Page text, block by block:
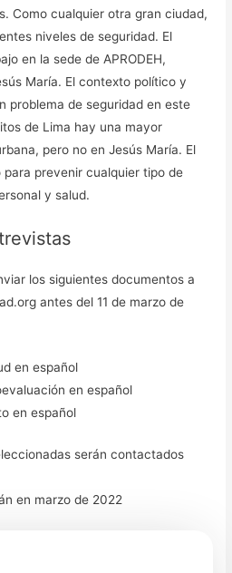
Como cualquier otra gran ciudad,
niveles de seguridad. El
en la sede de APRODEH,
María. El contexto político y
problema de seguridad en este
de Lima hay una mayor
pero no en Jesús María. El
prevenir cualquier tipo de
y salud.
los siguientes documentos a
antes del 11 de marzo de
en español
en español
en español
serán contactados
en marzo de 2022